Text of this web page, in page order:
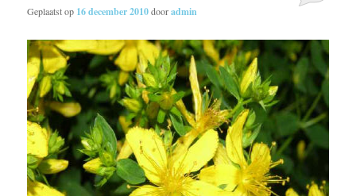
Geplaatst op 16 december 2010dooradmin